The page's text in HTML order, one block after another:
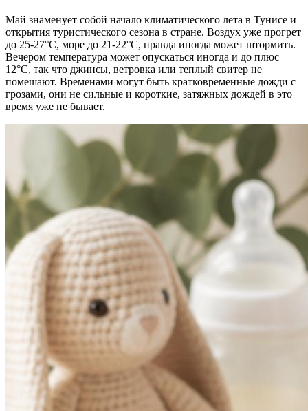
Май знаменует собой начало климатического лета в Тунисе и
открытия туристического сезона в стране. Воздух уже прогрет
до 25-27°С, море до 21-22°С, правда иногда может штормить.
Вечером температура может опускаться иногда и до плюс
12°С, так что джинсы, ветровка или теплый свитер не
помешают. Временами могут быть кратковременные дожди с
грозами, они не сильные и короткие, затяжных дождей в это
время уже не бывает.